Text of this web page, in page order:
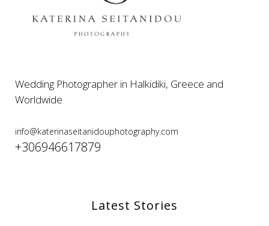
Wedding Photographer in Halkidiki, Greece and
Worldwide
info@katerinaseitanidouphotography.com
+306946617879
Latest Stories